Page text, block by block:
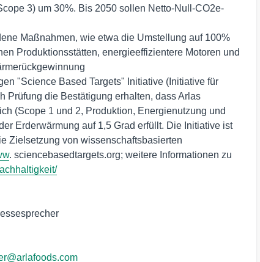
3) um 30%. Bis 2050 sollen Netto-Null-CO2e-
Maßnahmen, wie etwa die Umstellung auf 100%
Produktionsstätten, energieeffizientere Motoren und
"Science Based Targets" Initiative (Initiative für
Prüfung die Bestätigung erhalten, dass Arlas
(Scope 1 und 2, Produktion, Energienutzung und
Erderwärmung auf 1,5 Grad erfüllt. Die Initiative ist
Zielsetzung von wissenschaftsbasierten
. sciencebasedtargets.org; weitere Informationen zu